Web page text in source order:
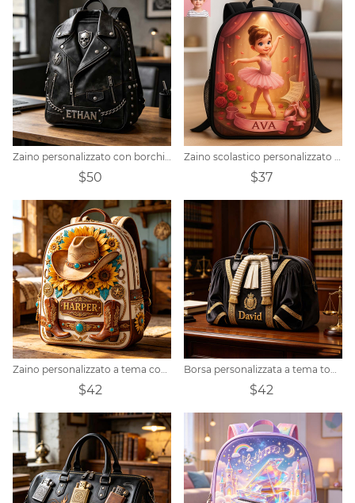
Zaino personalizzato con borchie a tema punk
$50
Zaino scolastico personalizzato con tema cartoon ballerina
$37
Zaino personalizzato a tema cowgirl con girasoli.
$42
Borsa personalizzata a tema toga da giudice
$42